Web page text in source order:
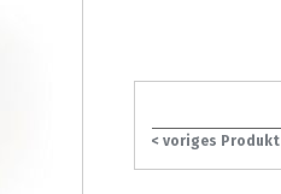
< voriges Produkt